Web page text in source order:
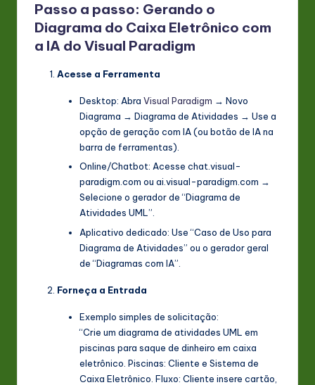
Passo a passo: Gerando o
Diagrama do Caixa Eletrônico com
a IA do Visual Paradigm
Acesse a Ferramenta
Desktop: Abra Visual Paradigm → Novo
Diagrama → Diagrama de Atividades → Use a
opção de geração com IA (ou botão de IA na
barra de ferramentas).
Online/Chatbot: Acesse chat.visual-
paradigm.com ou ai.visual-paradigm.com →
Selecione o gerador de “Diagrama de
Atividades UML”.
Aplicativo dedicado: Use “Caso de Uso para
Diagrama de Atividades” ou o gerador geral
de “Diagramas com IA”.
Forneça a Entrada
Exemplo simples de solicitação:
“Crie um diagrama de atividades UML em
piscinas para saque de dinheiro em caixa
eletrônico. Piscinas: Cliente e Sistema de
Caixa Eletrônico. Fluxo: Cliente insere cartão,